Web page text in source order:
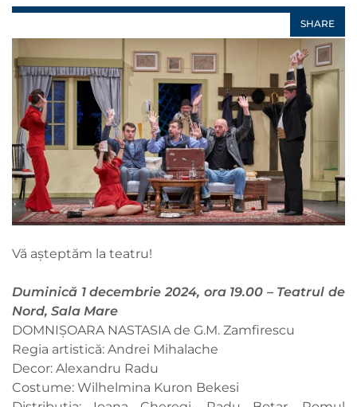
SHARE
Vă așteptăm la teatru!
Duminică 1 decembrie 2024, ora 19.00 – Teatrul de
Nord, Sala Mare
DOMNIȘOARA NASTASIA de G.M. Zamfirescu
Regia artistică: Andrei Mihalache
Decor: Alexandru Radu
Costume: Wilhelmina Kuron Bekesi